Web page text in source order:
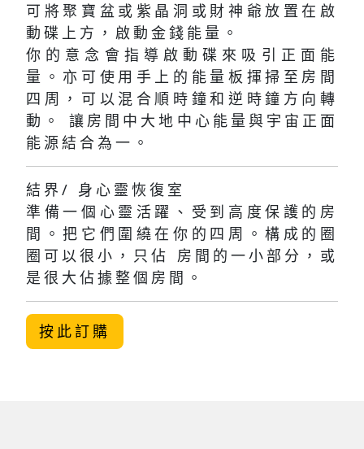
可將聚寶盆或紫晶洞或財神爺放置在啟
動碟上方，啟動金錢能量。
你的意念會指導啟動碟來吸引正面能
量。亦可使用手上的能量板揮掃至房間
四周，可以混合順時鐘和逆時鐘方向轉
動。 讓房間中大地中心能量與宇宙正面
能源結合為一。
結界/ 身心靈恢復室
準備一個心靈活躍、受到高度保護的房
間。把它們圍繞在你的四周。構成的圈
圈可以很小，只佔 房間的一小部分，或
是很大佔據整個房間。
按此訂購